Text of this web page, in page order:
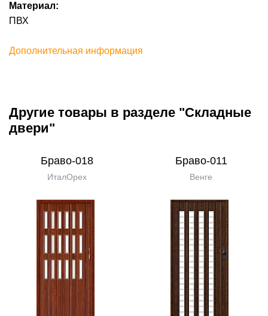
Материал:
ПВХ
Дополнительная информация
Другие товары в разделе "Складные
двери"
Браво-018
ИталОрех
Браво-011
Венге